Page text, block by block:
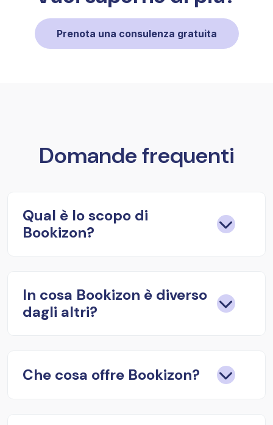
Prenota una consulenza gratuita
Domande frequenti
Qual è lo scopo di
Bookizon?
In cosa Bookizon è diverso
dagli altri?
Che cosa offre Bookizon?